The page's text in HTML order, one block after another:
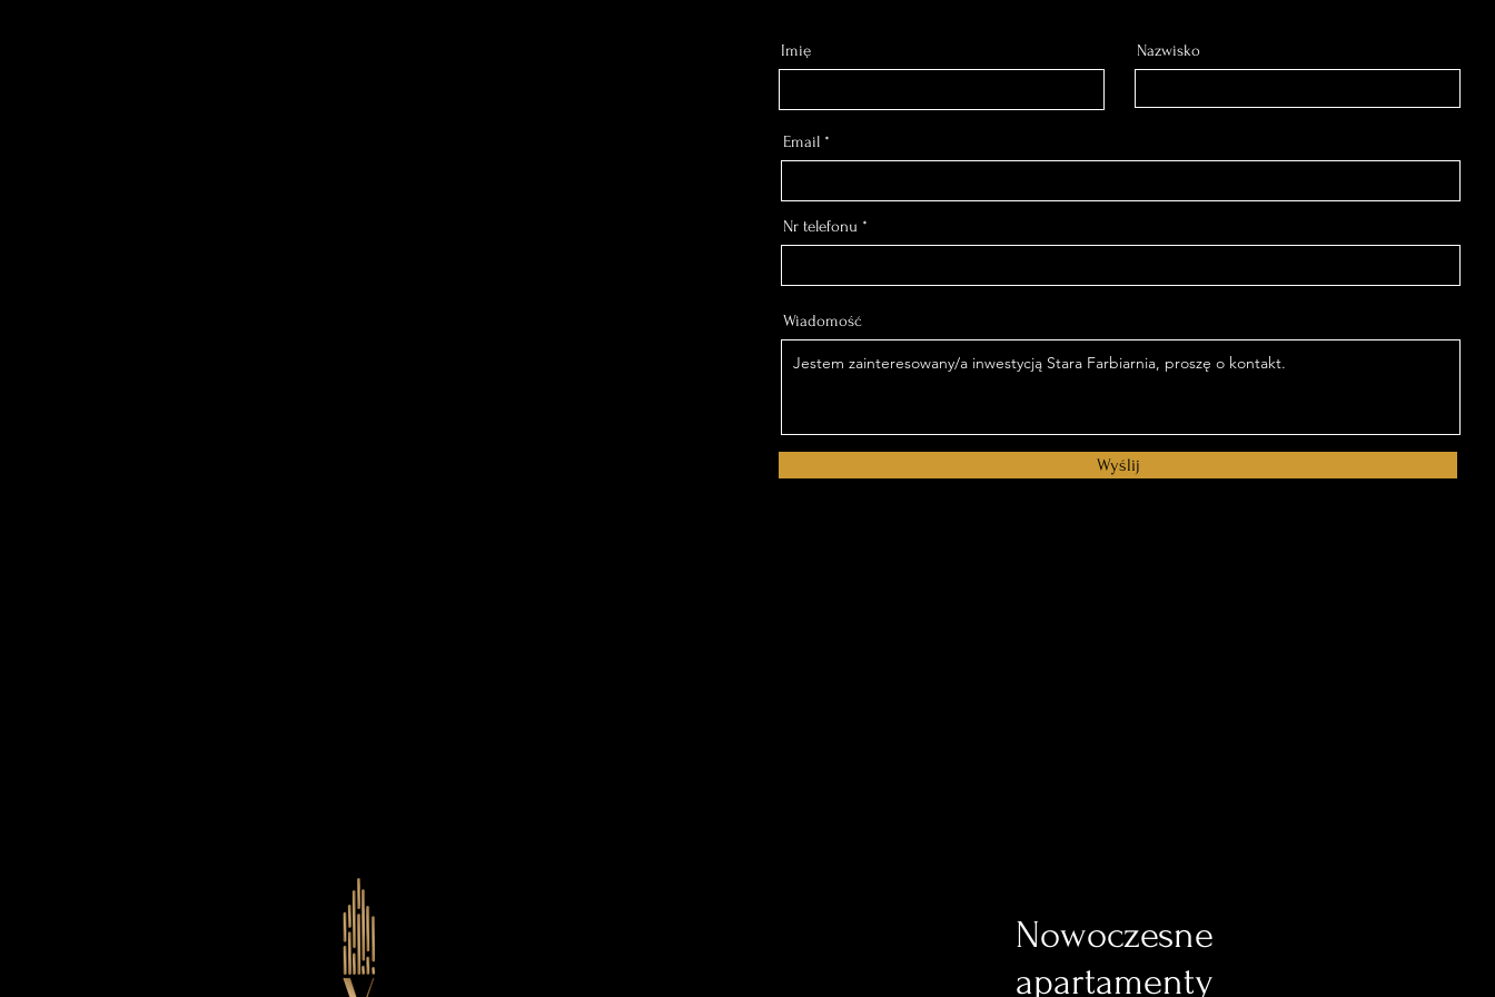
Imię Nazwisko
Email
Nr telefonu
Wiadomość
Wyślij
Nowoczesne
apartamenty